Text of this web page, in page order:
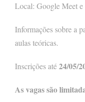
Local: Google Meet e
Informações sobre a
aulas teóricas.
Inscrições até24/05/
As vagas são